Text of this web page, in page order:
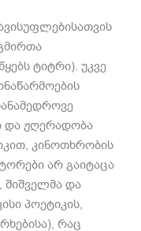
ტიტრი). უკვე
და ჟღერადობა
კინოთხრობის
არ გაიტაცა
შიშველმა და
პოეტიკის,
რაც